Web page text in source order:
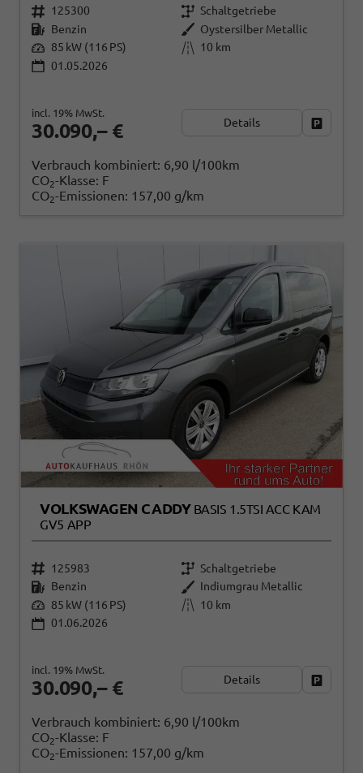
125300
Schaltgetriebe
Benzin
Oystersilber Metallic
85 kW (116 PS)
10 km
01.05.2026
30.090,– €
incl. 19% MwSt.
Details
Verbrauch kombiniert: 6,90 l/100km
CO2-Klasse: F
CO2-Emissionen: 157,00 g/km
VOLKSWAGEN CADDY BASIS 1.5TSI ACC KAM
GV5 APP
125983
Schaltgetriebe
Benzin
Indiumgrau Metallic
85 kW (116 PS)
10 km
01.06.2026
30.090,– €
incl. 19% MwSt.
Details
Verbrauch kombiniert: 6,90 l/100km
CO2-Klasse: F
CO2-Emissionen: 157,00 g/km